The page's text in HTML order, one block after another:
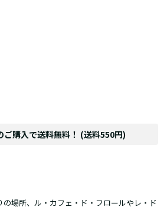
購入で送料無料！ (送料550円)
場所、ル・カフェ・ド・フロールやレ・ド